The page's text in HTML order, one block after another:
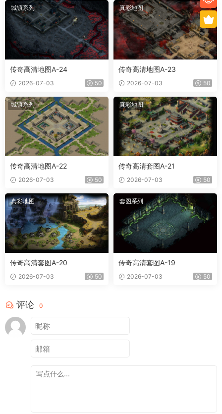
城镇系列
传奇高清地图A-24
2026-07-03 50
真彩地图
传奇高清地图A-23
2026-07-03 50
城镇系列
传奇高清地图A-22
2026-07-03 50
真彩地图
传奇高清套图A-21
2026-07-03 50
真彩地图
传奇高清套图A-20
2026-07-03 50
套图系列
传奇高清套图A-19
2026-07-03 50
评论 0